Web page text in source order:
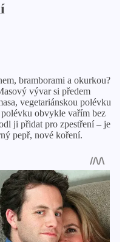
bramborami a okurkou?
vývar si předem
vegetariánskou polévku
obvykle vařím bez
ji přidat pro zpestření – je
pepř, nové koření.